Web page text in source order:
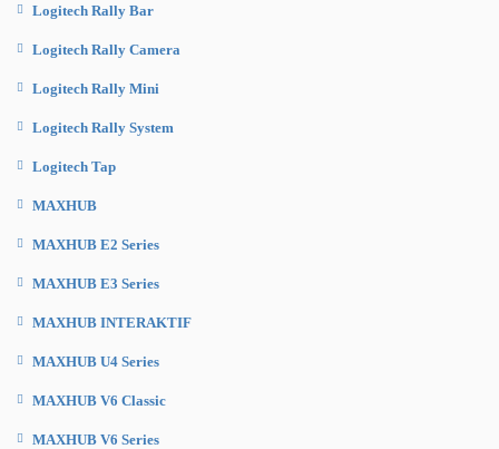
Logitech Rally Bar
Logitech Rally Camera
Logitech Rally Mini
Logitech Rally System
Logitech Tap
MAXHUB
MAXHUB E2 Series
MAXHUB E3 Series
MAXHUB INTERAKTIF
MAXHUB U4 Series
MAXHUB V6 Classic
MAXHUB V6 Series